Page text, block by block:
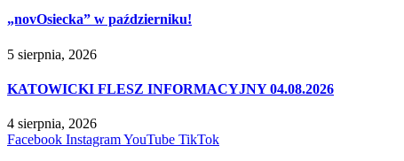
„novOsiecka” w październiku!
5 sierpnia, 2026
KATOWICKI FLESZ INFORMACYJNY 04.08.2026
4 sierpnia, 2026
Facebook InstagramYouTube TikTok